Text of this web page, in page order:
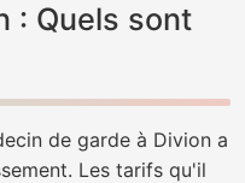
: Quels sont
de garde à Divion a
Les tarifs qu'il